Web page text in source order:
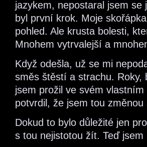
jazykem, nepostaral jsem se
byl první krok. Moje
pohled. Ale krusta bolesti,
Mnohem vytrvalejší a
Když odešla, už se mi
směs štěstí a strachu. Roky,
jsem prožil ve svém
potvrdil, že jsem tou
Dokud to bylo důležité jen
s tou nejistotou žít. Teď